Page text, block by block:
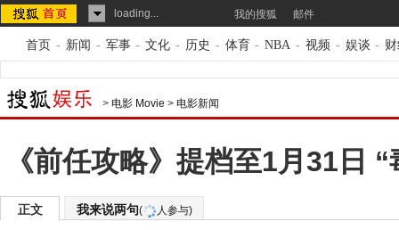
loading... 我的搜狐 邮件
首页 - 新闻 - 军事 - 文化 - 历史 - 体育 - NBA - 视频 - 娱谈 -
> 电影 Movie > 电影新闻
《前任攻略》提档至1月31日
正文 我来说两句( 人参与)